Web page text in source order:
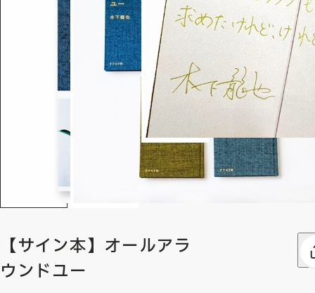
【サイン本】オールアラ
ウンドユー